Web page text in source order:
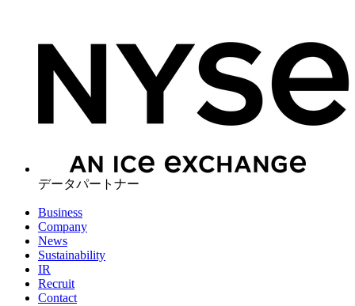
データパートナー
Business
Company
News
Sustainability
IR
Recruit
Contact